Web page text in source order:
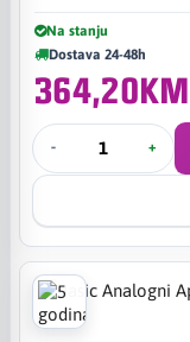
Na stanju
Dostava 24-48h
364,20KM
- +